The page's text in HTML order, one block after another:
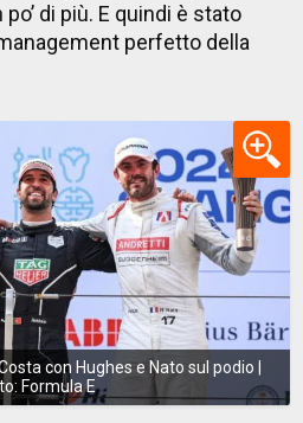
di più. E quindi è stato
perfetto della
con Hughes e Nato sul podio |
Formula E